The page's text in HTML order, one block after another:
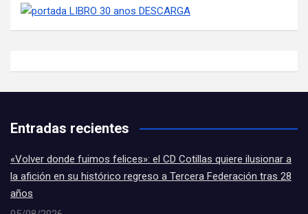
Entradas recientes
«Volver donde fuimos felices»: el CD Cotillas quiere ilusionar a
la afición en su histórico regreso a Tercera Federación tras 28
años